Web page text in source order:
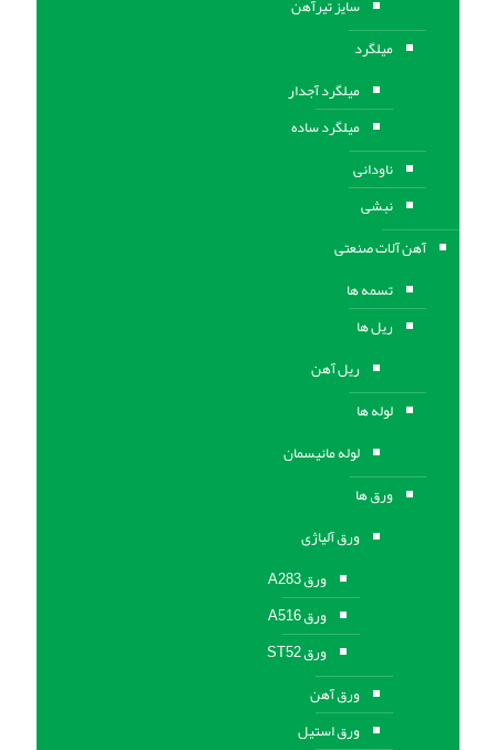
سایز تیرآهن
میلگرد
میلگرد آجدار
میلگرد ساده
ناودانی
نبشی
آهن آلات صنعتی
تسمه ها
ریل ها
ریل آهن
لوله ها
لوله مانیسمان
ورق ها
ورق آلیاژی
ورق A283
ورق A516
ورق ST52
ورق آهن
ورق استیل